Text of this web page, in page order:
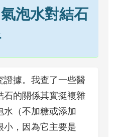
泡水對結石
證據。我查了一些醫
石的關係其實挺複雜
水（不加糖或添加
小，因為它主要是